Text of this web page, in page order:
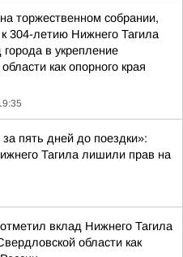
торжественном собрании,
304-летию Нижнего Тагила
в укрепление
как опорного края
пять дней до поездки»:
Тагила лишили прав на
вклад Нижнего Тагила
области как